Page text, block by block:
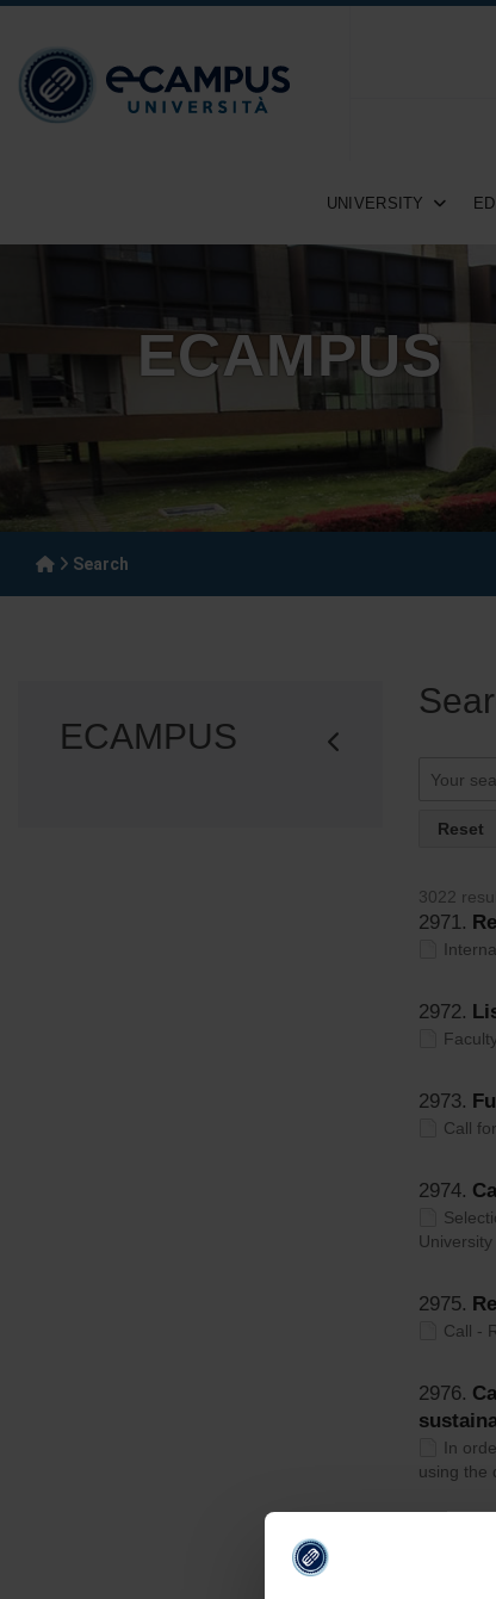
UNIVERSITY
ECAMPUS
Search
ECAMPUS
Reset
3022
2971.
2972.
2973.
Call
2974.
2975.
Call -
2976.
In
using the